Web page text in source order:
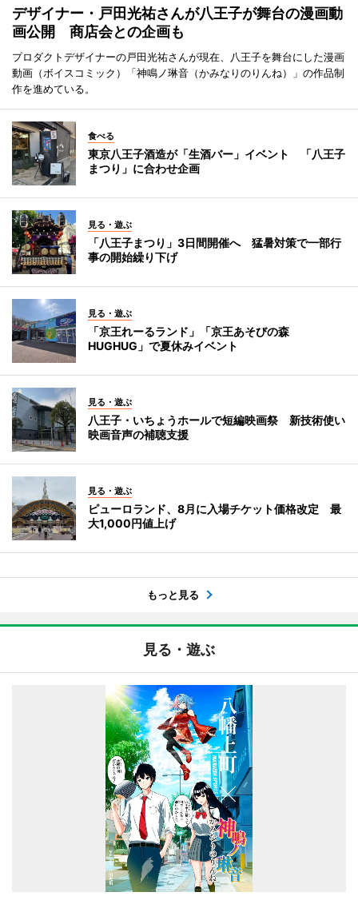
デザイナー・戸田光祐さんが八王子が舞台の漫画動
画公開 商店会との企画も
プロダクトデザイナーの戸田光祐さんが現在、八王子を舞台にした漫画
動画（ボイスコミック）「神鳴ノ琳音（かみなりのりんね）」の作品制
作を進めている。
食べる
東京八王子酒造が「生酒バー」イベント 「八王子
まつり」に合わせ企画
見る・遊ぶ
「八王子まつり」3日間開催へ 猛暑対策で一部行
事の開始繰り下げ
見る・遊ぶ
「京王れーるランド」「京王あそびの森
HUGHUG」で夏休みイベント
見る・遊ぶ
八王子・いちょうホールで短編映画祭 新技術使い
映画音声の補聴支援
見る・遊ぶ
ピューロランド、8月に入場チケット価格改定 最
大1,000円値上げ
もっと見る
見る・遊ぶ